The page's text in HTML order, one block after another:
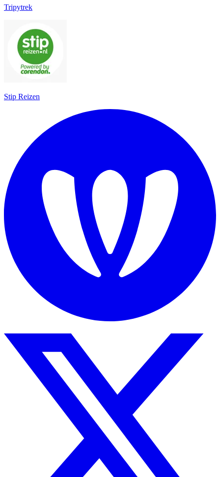
Tripytrek
Stip Reizen